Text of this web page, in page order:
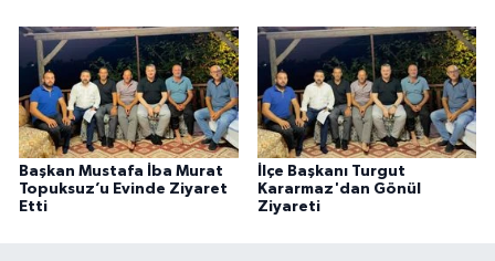
Başkan Mustafa İba Murat
Topuksuz’u Evinde Ziyaret
Etti
İlçe Başkanı Turgut
Kararmaz'dan Gönül
Ziyareti